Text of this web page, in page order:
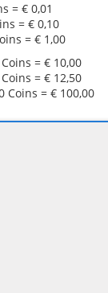
= € 0,01
= € 0,10
= € 1,00
= € 10,00
= € 12,50
Coins = € 100,00